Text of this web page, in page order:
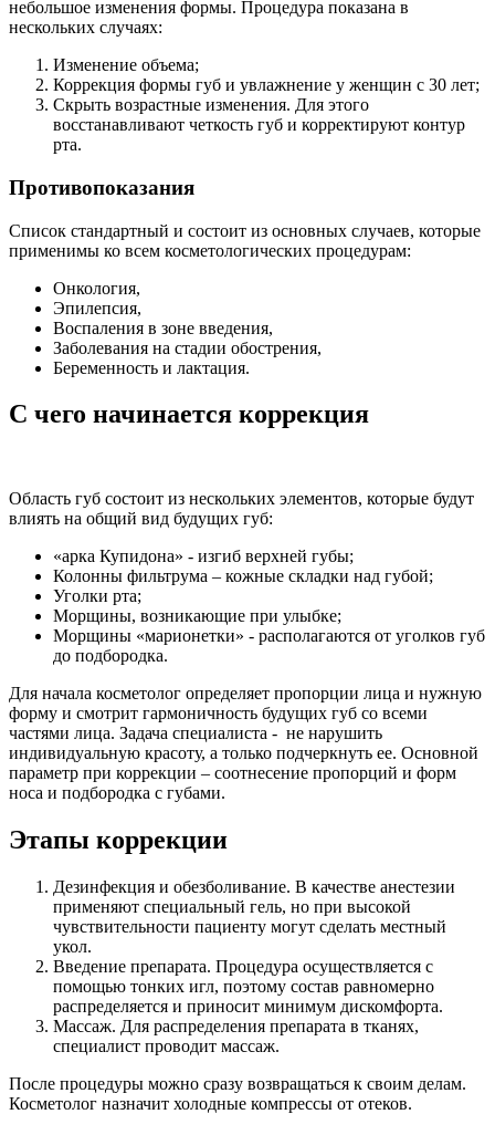
небольшое изменения формы. Процедура показана в
нескольких случаях:
Изменение объема;
Коррекция формы губ и увлажнение у женщин с 30 лет;
Скрыть возрастные изменения. Для этого
восстанавливают четкость губ и корректируют контур
рта.
Противопоказания
Список стандартный и состоит из основных случаев, которые
применимы ко всем косметологических процедурам:
Онкология,
Эпилепсия,
Воспаления в зоне введения,
Заболевания на стадии обострения,
Беременность и лактация.
С чего начинается коррекция
Область губ состоит из нескольких элементов, которые будут
влиять на общий вид будущих губ:
«арка Купидона» - изгиб верхней губы;
Колонны фильтрума – кожные складки над губой;
Уголки рта;
Морщины, возникающие при улыбке;
Морщины «марионетки» - располагаются от уголков губ
до подбородка.
Для начала косметолог определяет пропорции лица и нужную
форму и смотрит гармоничность будущих губ со всеми
частями лица. Задача специалиста - не нарушить
индивидуальную красоту, а только подчеркнуть ее. Основной
параметр при коррекции – соотнесение пропорций и форм
носа и подбородка с губами.
Этапы коррекции
Дезинфекция и обезболивание. В качестве анестезии
применяют специальный гель, но при высокой
чувствительности пациенту могут сделать местный
укол.
Введение препарата. Процедура осуществляется с
помощью тонких игл, поэтому состав равномерно
распределяется и приносит минимум дискомфорта.
Массаж. Для распределения препарата в тканях,
специалист проводит массаж.
После процедуры можно сразу возвращаться к своим делам.
Косметолог назначит холодные компрессы от отеков.